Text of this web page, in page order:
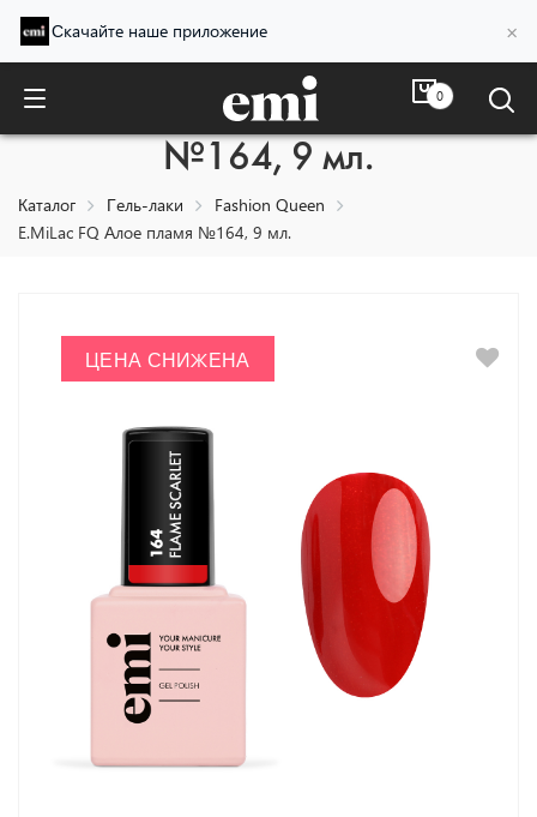
Скачайте наше приложение ×
0
E.MiLac FQ Алое пламя
№164, 9 мл.
Каталог Гель-лаки
Fashion Queen
E.MiLac FQ Алое пламя №164, 9 мл.
ЦЕНА СНИЖЕНА